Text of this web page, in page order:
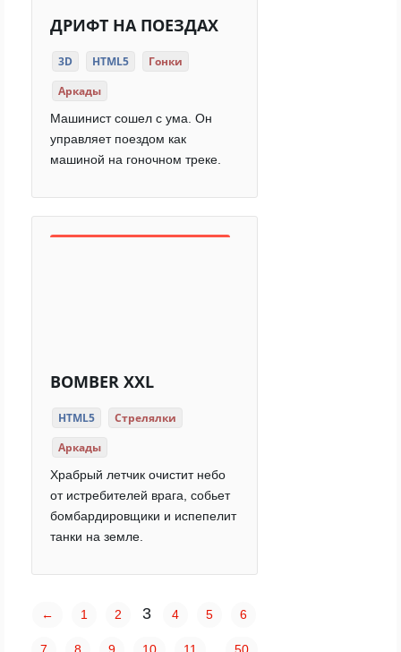
ДРИФТ НА ПОЕЗДАХ
3D HTML5
Гонки
Аркады
Машинист сошел с ума. Он
управляет поездом как
машиной на гоночном треке.
BOMBER XXL
HTML5
Стрелялки
Аркады
Храбрый летчик очистит небо
от истребителей врага, собьет
бомбардировщики и испепелит
танки на земле.
← 1 2 3 4 5 6